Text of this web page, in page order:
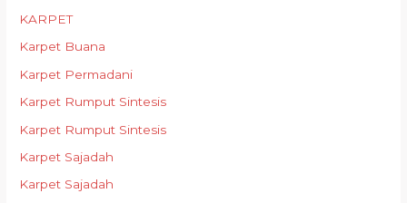
KARPET
Karpet Buana
Karpet Permadani
Karpet Rumput Sintesis
Karpet Rumput Sintesis
Karpet Sajadah
Karpet Sajadah